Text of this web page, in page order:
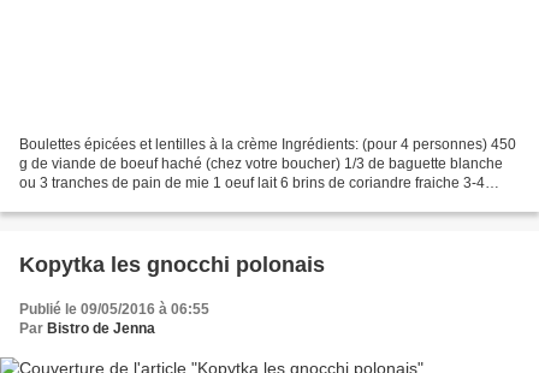
Boulettes épicées et lentilles à la crème Ingrédients: (pour 4 personnes) 450
g de viande de boeuf haché (chez votre boucher) 1/3 de baguette blanche
ou 3 tranches de pain de mie 1 oeuf lait 6 brins de coriandre fraiche 3-4
Kopytka les gnocchi polonais
Publié le 09/05/2016 à 06:55
Par Bistro de Jenna